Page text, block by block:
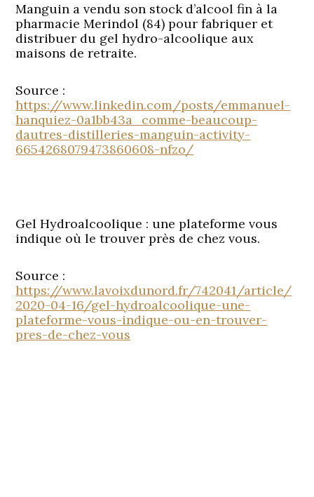
Manguin a vendu son stock d’alcool fin à la
pharmacie Merindol (84) pour fabriquer et
distribuer du gel hydro-alcoolique aux
maisons de retraite.
Source :
https://www.linkedin.com/posts/emmanuel-
hanquiez-0a1bb43a_comme-beaucoup-
dautres-distilleries-manguin-activity-
6654268079473860608-nfzo/
Gel Hydroalcoolique : une plateforme vous
indique où le trouver près de chez vous.
Source :
https://www.lavoixdunord.fr/742041/article/
2020-04-16/gel-hydroalcoolique-une-
plateforme-vous-indique-ou-en-trouver-
pres-de-chez-vous